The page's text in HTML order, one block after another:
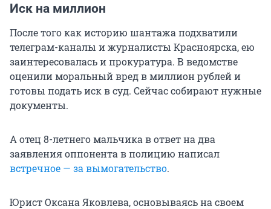
Иск на миллион
После того как историю шантажа подхватили
телеграм-каналы и журналисты Красноярска, ею
заинтересовалась и прокуратура. В ведомстве
оценили моральный вред в миллион рублей и
готовы подать иск в суд. Сейчас собирают нужные
документы.
А отец 8-летнего мальчика в ответ на два
заявления оппонента в полицию написал
встречное — за вымогательство.
Юрист Оксана Яковлева, основываясь на своем